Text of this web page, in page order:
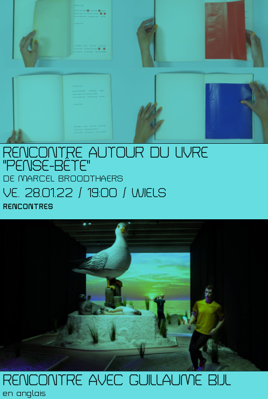
RENCONTRE AUTOUR DU LIVRE
"PENSE-BÊTE"
DE MARCEL BROODTHAERS
VE. 28.01.22 / 19:00 / WIELS
RENCONTRES
RENCONTRE AVEC GUILLAUME BIJL
en anglais